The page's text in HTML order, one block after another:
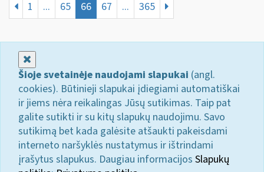
1 ... 65 66 67 ... 365
Šioje svetainėje naudojami slapukai (angl.
cookies). Būtinieji slapukai įdiegiami automatiškai
ir jiems nėra reikalingas Jūsų sutikimas. Taip pat
galite sutikti ir su kitų slapukų naudojimu. Savo
sutikimą bet kada galėsite atšaukti pakeisdami
interneto naršyklės nustatymus ir ištrindami
įrašytus slapukus. Daugiau informacijos Slapukų